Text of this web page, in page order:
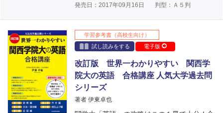
発売日：2017年09月16日
判型：Ａ５判
学習参考書（高校生向け）
試し読みをする
電子版
改訂版 世界一わかりやすい 関西学
院大の英語 合格講座 人気大学過去問
シリーズ
著者 伊東卓也